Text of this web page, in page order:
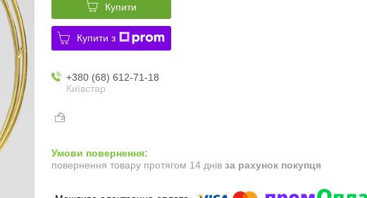
Купити
Купити з
+380 (68) 612-71-18
Київстар
повернення товару протягом 14 днів за рахунок покупця